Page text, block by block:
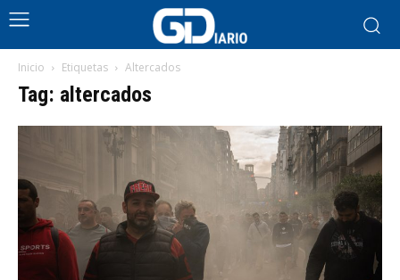
Inicio Etiquetas Altercados
Tag: altercados